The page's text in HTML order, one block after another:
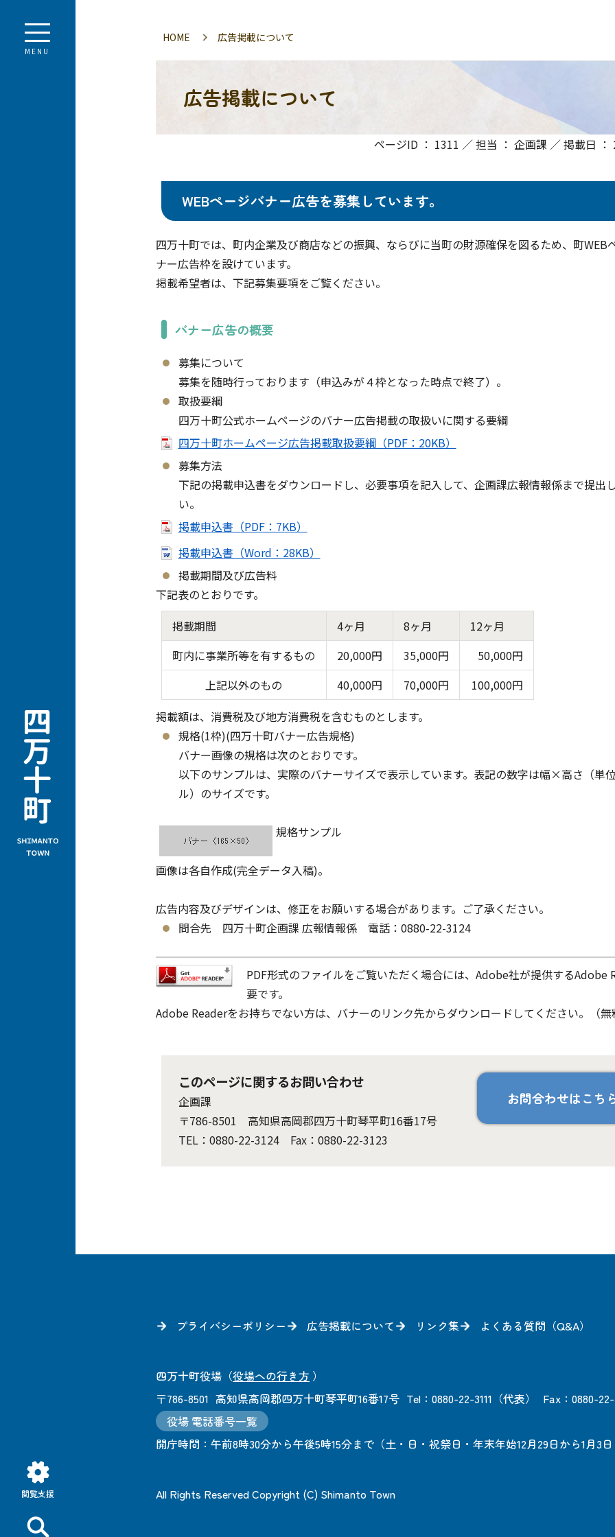
MENU
閲覧支援
HOME 広告掲載について
広告掲載について
ページID ： 1311 ／ 担当 ： 企画課 ／ 掲載日
WEBページバナー広告を募集しています。
四万十町では、町内企業及び商店などの振興、ならびに当町の財源確保を図るため、町WEB
ナー広告枠を設けています。
掲載希望者は、下記募集要項をご覧ください。
バナー広告の概要
募集について
募集を随時行っております（申込みが４枠となった時点で終了）。
取扱要綱
四万十町公式ホームページのバナー広告掲載の取扱いに関する要綱
四万十町ホームページ広告掲載取扱要綱（PDF：20KB）
募集方法
下記の掲載申込書をダウンロードし、必要事項を記入して、企画課広報情報係まで提出
い。
掲載申込書（PDF：7KB）
掲載申込書（Word：28KB）
掲載期間及び広告料
下記表のとおりです。
掲載期間
4ヶ月 8ヶ月
12ヶ月
町内に事業所等を有するもの
20,000円 35,000円
50,000円
上記以外のもの
40,000円 70,000円
100,000円
掲載額は、消費税及び地方消費税を含むものとします。
規格(1枠)(四万十町バナー広告規格)
バナー画像の規格は次のとおりです。
以下のサンプルは、実際のバナーサイズで表示しています。表記の数字は幅×高さ（単
ル）のサイズです。
規格サンプル
画像は各自作成(完全データ入稿)。
広告内容及びデザインは、修正をお願いする場合があります。ご了承ください。
問合先 四万十町企画課 広報情報係 電話：0880-22-3124
PDF形式のファイルをご覧いただく場合には、Adobe社が提供するAdobe
要です。
Adobe Readerをお持ちでない方は、バナーのリンク先からダウンロードしてください。（無
このページに関するお問い合わせ
企画課
〒786-8501 高知県高岡郡四万十町琴平町16番17号
TEL：0880-22-3124 Fax：0880-22-3123
お問合わせはこち
プライバシーポリシー 広告掲載について リンク集 よくある質問（Q&A）
四万十町役場 （役場への行き方 ）
〒786-8501 高知県高岡郡四万十町琴平町16番17号 Tel：0880-22-3111（代表） Fax：0880-22-
役場 電話番号一覧
開庁時間： 午前8時30分から午後5時15分まで （土・日・祝祭日・年末年始12月29日から1月3日
All Rights Reserved Copyright (C) Shimanto Town